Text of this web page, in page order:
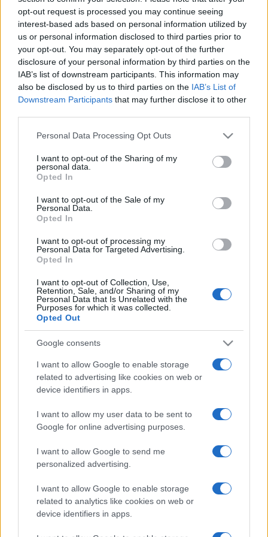
opt-out request is processed you may continue seeing
interest-based ads based on personal information utilized by
us or personal information disclosed to third parties prior to
your opt-out. You may separately opt-out of the further
disclosure of your personal information by third parties on the
IAB’s list of downstream participants. This information may
also be disclosed by us to third parties on the IAB’s List of
Downstream Participants that may further disclose it to other
Please note that this website/app uses one or more Google
not limited to your visit or usage behaviour. You may click to
grant or deny consent to Google and its third-party tags to
use your data for below specified purposes in below Google
consent section.
Personal Data Processing Opt Outs
I want to opt-out of the Sharing of my
personal data.
Opted In
I want to opt-out of the Sale of my
Personal Data.
Opted In
I want to opt-out of processing my
Personal Data for Targeted Advertising.
Opted In
I want to opt-out of Collection, Use,
Retention, Sale, and/or Sharing of my
Personal Data that Is Unrelated with the
Purposes for which it was collected.
Opted Out
Google consents
I want to allow Google to enable storage
related to advertising like cookies on web or
device identifiers in apps.
I want to allow my user data to be sent to
Google for online advertising purposes.
I want to allow Google to send me
personalized advertising.
I want to allow Google to enable storage
related to analytics like cookies on web or
device identifiers in apps.
generáción belül Amerika legnagyobb zeneszerzőjévé válik.
Hogy ki volt valójában ez az ember, azt mutatja be sok
zenével és legalább 100 filmetüddel a szeptember 20-i
előadás, amelyetHubai Gergelyírt.
Száz évvel ezelőtt született Fényes Szabolcs zeneszerző, a
filmzene és a slágerek "királya". 1944-ben, amikor Fényes az
Operett Színház igazgatója volt, sok zsidó művészt
emléket Fényes Szabolcsnak a Spinoza Színház. A
bemutató szeptember 18-án lesz.
A premiereken kívül az elmúlt kilenc év fesztiváljaiból ismét
bemutatják a legsikeresebb darabokat, köztük a
ismeretlencímű levéldrámát, amelyetGroó Diana
Láthatják az érdeklődők AGuru és a Jentl
című zenés
játékot, aFrida című, Frida Kahlo mexikói festőművész élet
bemutató kuplé-operát.
meg. A most 100 éve született Alfonzó humorán is lehet
szórakozni.Heller Ágnesfilozófus
a dilemmáról értekezik, hogy a magyar zsidók a 19-20.
vagy az asszimilációt válasszák.
A fesztivált újévi koncertek gazdagítják. A zsidó újév, a ros
hasana idén szeptember 16-tól 18-ig tart. A Lámpás
pincében négy koncert lesz: az elsőn